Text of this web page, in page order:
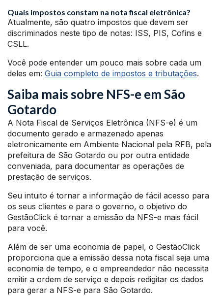
Quais impostos constam na nota fiscal eletrônica?
Atualmente, são quatro impostos que devem ser
discriminados neste tipo de notas: ISS, PIS, Cofins e
CSLL.
Você pode entender um pouco mais sobre cada um
deles em: Guia completo de impostos e tributações.
Saiba mais sobre NFS-e em São
Gotardo
A Nota Fiscal de Serviços Eletrônica (NFS-e) é um
documento gerado e armazenado apenas
eletronicamente em Ambiente Nacional pela RFB, pela
prefeitura de São Gotardo ou por outra entidade
conveniada, para documentar as operações de
prestação de serviços.
Seu intuito é tornar a informação de fácil acesso para
os seus clientes e para o governo, o objetivo do
GestãoClick é tornar a emissão da NFS-e mais fácil
para você.
Além de ser uma economia de papel, o GestãoClick
proporciona que a emissão dessa nota fiscal seja uma
economia de tempo, e o empreendedor não necessita
emitir a ordem de serviço e depois redigitar os dados
para gerar a NFS-e para São Gotardo.